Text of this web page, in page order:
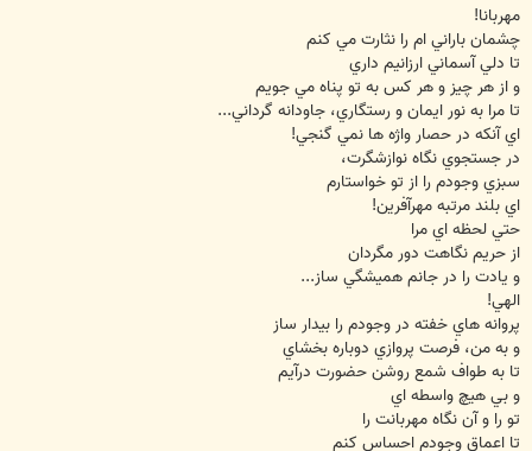
ت
مهربانا!
چشمان باراني ام را نثارت مي كنم
تا دلي آسماني ارزانيم داري
و از هر چيز و هر كس به تو پناه مي جويم
تا مرا به نور ايمان و رستگاري، جاودانه گرداني...
اي آنكه در حصار واژه ها نمي گنجي!
در جستجوي نگاه نوازشگرت،
سبزي وجودم را از تو خواستارم
اي بلند مرتبه مهرآفرين!
حتي لحظه اي مرا
از حريم نگاهت دور مگردان
و يادت را در جانم هميشگي ساز...
الهي!
پروانه هاي خفته در وجودم را بيدار ساز
و به من، فرصت پروازي دوباره بخشاي
تا به طواف شمع روشن حضورت درآيم
و بي هيچ واسطه اي
تو را و آن نگاه مهربانت را
تا اعماق وجودم احساس كنم